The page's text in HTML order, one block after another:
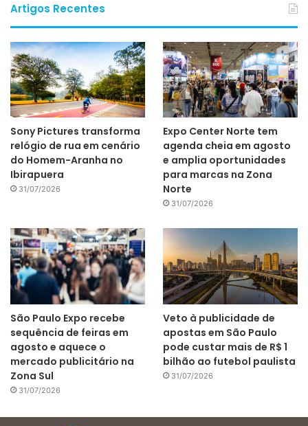
Artigos Recentes
Sony Pictures transforma
relógio de rua em cenário
do Homem-Aranha no
Ibirapuera
31/07/2026
Expo Center Norte tem
agenda cheia em agosto
e amplia oportunidades
para marcas na Zona
Norte
31/07/2026
São Paulo Expo recebe
sequência de feiras em
agosto e aquece o
mercado publicitário na
Zona Sul
31/07/2026
Veto à publicidade de
apostas em São Paulo
pode custar mais de R$ 1
bilhão ao futebol paulista
31/07/2026